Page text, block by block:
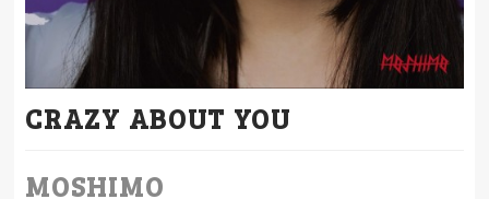
CRAZY ABOUT YOU
MOSHIMO